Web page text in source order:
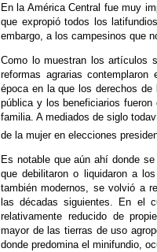
En la América Central fue muy
que expropió todos los
embargo, a los campesinos que
Como lo muestran los artículos
reformas agrarias
época en la que los derechos
pública y los beneficiarios
familia. A mediados de siglo
de la mujer en elecciones
Es notable que aún ahí donde
que debilitaron o liquidaron a
también modernos, se volvió a
las décadas siguientes. En el
relativamente reducido de
mayor de las tierras de uso
donde predomina el minifundio,